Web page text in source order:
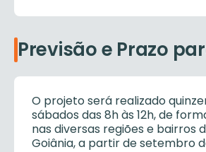
Previsão e Prazo
O projeto será realizado
sábados das 8h às 12h, de
nas diversas regiões e bairros
Goiânia, a partir de setembro